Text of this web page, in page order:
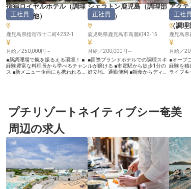
指宿ロイヤルホテル（調理
部門その他）
正社員
鹿児島県指宿市十二町4232-1
月給／250,000円～
■新調理場で腕を振るえる環境！ ■
経験豊富な料理長から学べるチャン
ス ■新メニュー企画にも携われる！
当ホテルでは朝食・夕食の調理を担
当いただきます。最近リニューアル
鹿児島の豊かな食材を活かした料理
の腕を存分に振るえる環境です。
調理の経験や調理師免許をお持ちの
方なら、あなたのスキルを活かせる
ステージがここにあります！ ーー
【成長できる環境で料理人としての
可能性を広げよう】 新しく迎えた
料理長は、和食・てんぷらの技術は
もちろん、新規店舗立ち上げや海外
展開まで幅広い経験をお持ちの方で
す。 その豊富な知識と技術を学べ
シェラトン鹿児島（調理部
門その他 ）
正社員
鹿児島県鹿児島市高麗町43-15
月給／200,000円～
■国際ブランドホテルでの調理スキ
ルが磨ける ■市電駅から徒歩1分の
好立地。通勤便利 ■朝食からディナ
客様に感動をお届けしています。朝
食ブッフェから婚礼料理まで、様々
お客様に鹿児島の食の魅力を伝える
喜びを味わってみませんか？和洋中
の技術が学べる環境で、料理人とし
ての可能性が大きく広がります。一
流のシェフたちと共に、おもてなし
の心を込めた料理を創り上げる醍醐
味を体験してください！ ーー【チ
ームワークで成長できる、温かな職
場環境】 朝食からディナー、宴会
アクテ
（旧:
（調理
正社員
鹿児島
月給／
■オープ
経験を積
ライブキ
に位置す
に最高の
し、お客
す。調理
笑顔を間
しの心を
喜びを分
たの技術
る体験を演出
リアを築
環境】
プチリゾートネイティブシー奄美
周辺の求人